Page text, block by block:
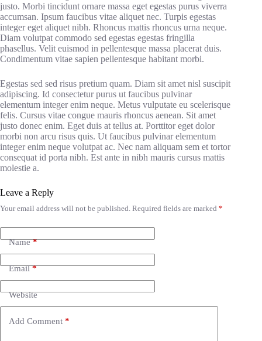
justo. Morbi tincidunt ornare massa eget egestas purus viverra
accumsan. Ipsum faucibus vitae aliquet nec. Turpis egestas
integer eget aliquet nibh. Rhoncus mattis rhoncus urna neque.
Diam volutpat commodo sed egestas egestas fringilla
phasellus. Velit euismod in pellentesque massa placerat duis.
Condimentum vitae sapien pellentesque habitant morbi.
Egestas sed sed risus pretium quam. Diam sit amet nisl suscipit
adipiscing. Id consectetur purus ut faucibus pulvinar
elementum integer enim neque. Metus vulputate eu scelerisque
felis. Cursus vitae congue mauris rhoncus aenean. Sit amet
justo donec enim. Eget duis at tellus at. Porttitor eget dolor
morbi non arcu risus quis. Ut faucibus pulvinar elementum
integer enim neque volutpat ac. Nec nam aliquam sem et tortor
consequat id porta nibh. Est ante in nibh mauris cursus mattis
molestie a.
Leave a Reply
Your email address will not be published. Required fields are marked *
Name*
Email*
Website
Add Comment *